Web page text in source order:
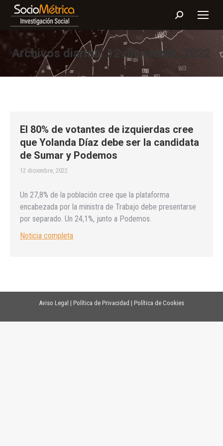
Buscar:
Archivos diarios: 12 diciembre, 2022
El 80% de votantes de izquierdas cree
que Yolanda Díaz debe ser la candidata
de Sumar y Podemos
12 diciembre, 2022
Un 27,8% de la población cree que la plataforma
encabezada por la ministra de Trabajo debe presentarse
por separado. Un 24,1%, junto a Podemos.
Noticia completa
Aviso Legal | Política de Privacidad | Política de Cookies